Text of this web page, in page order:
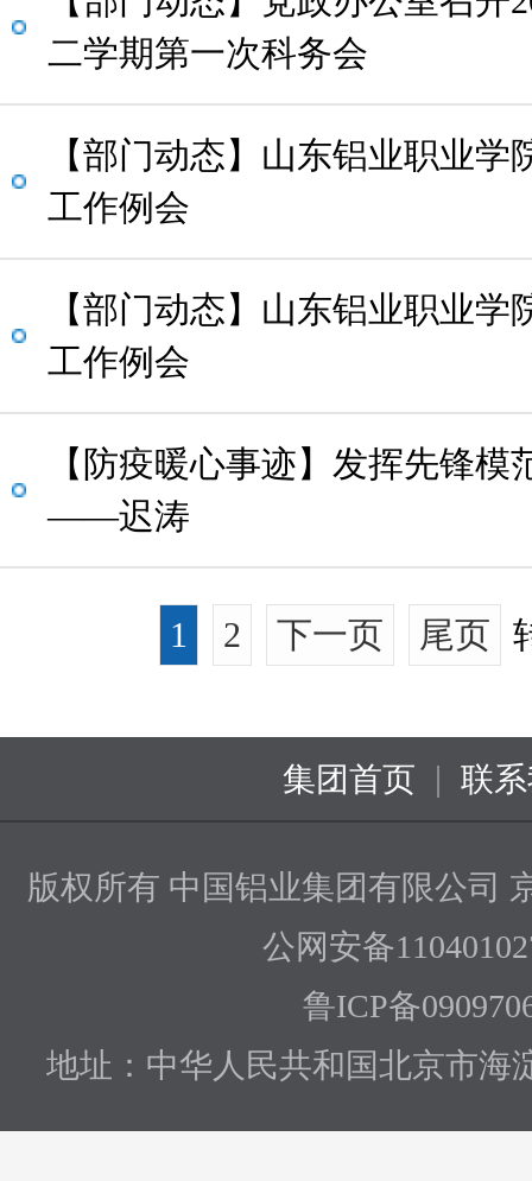
二学期第一次科务会
【部门动态】山东铝业职业学
工作例会
【部门动态】山东铝业职业学
工作例会
【防疫暖心事迹】发挥先锋模
——迟涛
1 2 下一页 尾页
集团首页 | 联
版权所有 中国铝业集团有限公司
公网安备
鲁ICP备
地址：中华人民共和国北京市海